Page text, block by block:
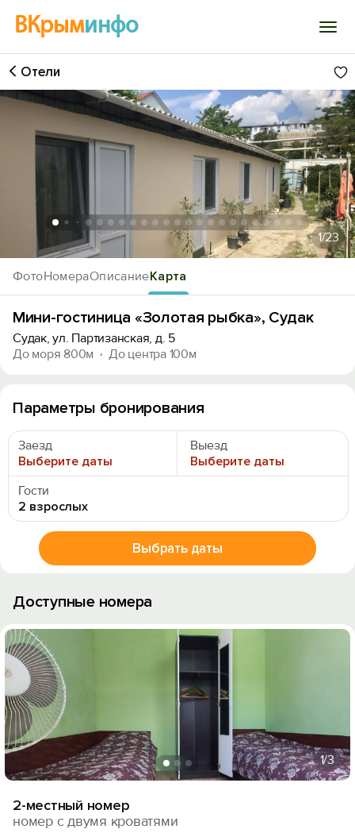
ВКрыминфо
Войти
Избранное
Добавить свой объект
ФотоНомераОписаниеКарта
Отели
1/23
Мини-гостиница «Золотая рыбка», Судак
Судак, ул. Партизанская, д. 5
До моря 800м
До центра 100м
Параметры бронирования
Заезд
Выберите даты
Выезд
Выберите даты
Гости
2 взрослых
Выбрать даты
Доступные номера
1/3
2-местный номер
номер с двумя кроватями